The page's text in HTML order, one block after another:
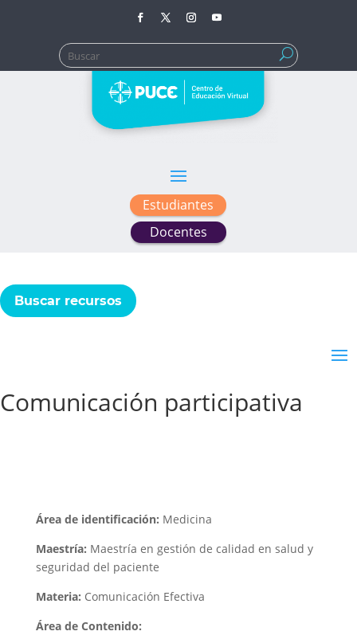
Buscar:
Estudiantes
Docentes
Buscar recursos
Comunicación participativa
Área de identificación: Medicina
Maestría: Maestría en gestión de calidad en salud y
seguridad del paciente
Materia: Comunicación Efectiva
Área de Contenido: